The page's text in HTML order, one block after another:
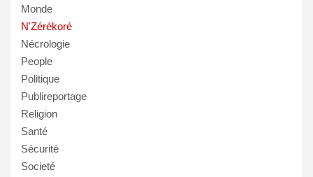
Monde
N'Zérékoré
Nécrologie
People
Politique
Publireportage
Religion
Santé
Sécurité
Societé